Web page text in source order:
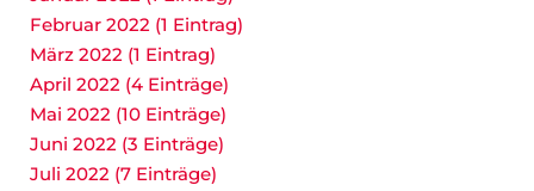
Februar 2022 (1 Eintrag)
März 2022 (1 Eintrag)
April 2022 (4 Einträge)
Mai 2022 (10 Einträge)
Juni 2022 (3 Einträge)
Juli 2022 (7 Einträge)